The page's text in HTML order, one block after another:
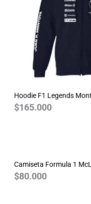
Hoodie F1 Legends
$165.000
Camiseta Formula 1
$80.000